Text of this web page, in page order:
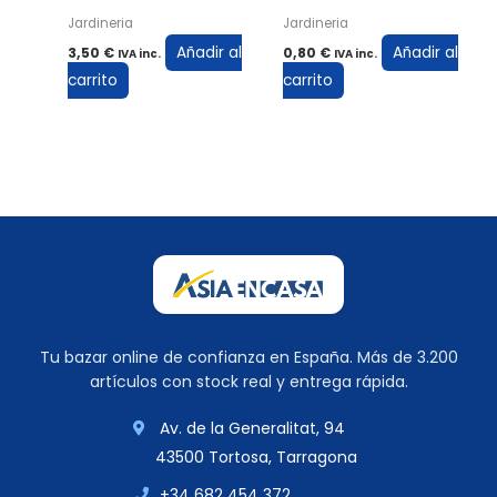
Jardineria
3,50 € IVA inc.
Añadir al
carrito
Jardineria
0,80 € IVA inc.
Añadir al
carrito
Tu bazar online de confianza en España. Más de 3.200
artículos con stock real y entrega rápida.
Av. de la Generalitat, 94
43500 Tortosa, Tarragona